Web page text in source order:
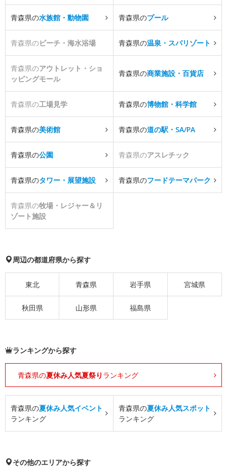
青森県の水族館・動物園 青森県のプール
青森県のビーチ・海水浴場 青森県の温泉・スパリゾート
青森県のアウトレット・ショ
ッピングモール
青森県の商業施設・百貨店
青森県の工場見学 青森県の博物館・科学館
青森県の美術館 青森県の道の駅・SA/PA
青森県の公園 青森県のアスレチック
青森県のタワー・展望施設 青森県のフードテーマパーク
青森県の牧場・レジャー＆リ
ゾート施設
周辺の都道府県から探す
東北 青森県 岩手県 宮城県
秋田県 山形県 福島県
ランキングから探す
青森県の夏休み人気夏祭り ランキング
青森県の夏休み人気イベント
ランキング
青森県の夏休み人気スポット
ランキング
その他のエリアから探す